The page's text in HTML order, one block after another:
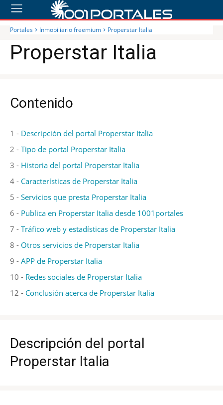
Portales Inmobiliario freemium Properstar Italia
Properstar Italia
Contenido
1 - Descripción del portal Properstar Italia
2 - Tipo de portal Properstar Italia
3 - Historia del portal Properstar Italia
4 - Características de Properstar Italia
5 - Servicios que presta Properstar Italia
6 - Publica en Properstar Italia desde 1001portales
7 - Tráfico web y estadísticas de Properstar Italia
8 - Otros servicios de Properstar Italia
9 - APP de Properstar Italia
10 - Redes sociales de Properstar Italia
12 - Conclusión acerca de Properstar Italia
Descripción del portal
Properstar Italia